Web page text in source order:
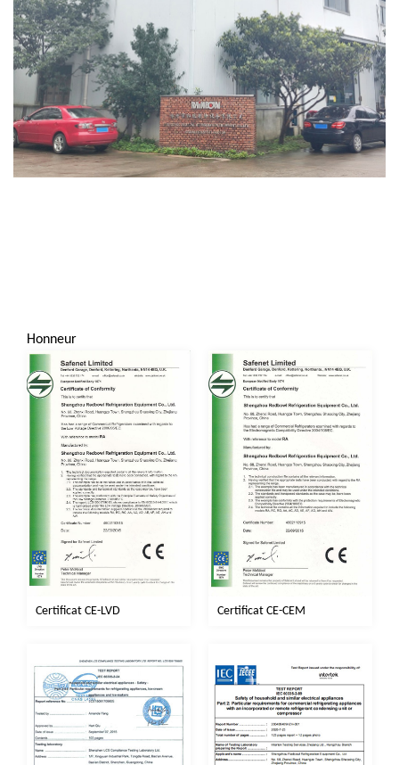
Honneur
Certificat CE-LVD Certificat CE-CEM